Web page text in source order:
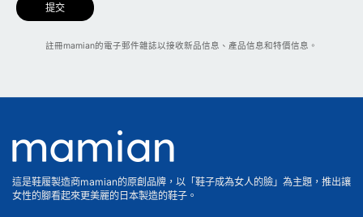
提交
註冊mamian的電子郵件雜誌以接收新品信息、產品信息和特價信息。
這是鞋履製造商mamian的原創品牌，以「鞋子成為女人的臉」為主題，推出讓
女性的腳看起來更美麗的日本製造的鞋子。